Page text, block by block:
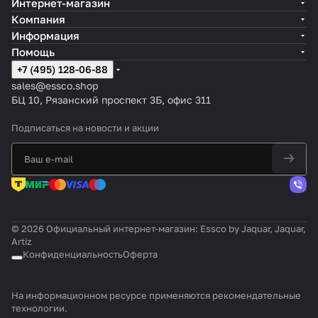
Интернет-магазин
Компания
Информация
Помощь
+7 (495) 128-06-88
sales@essco.shop
БЦ 10, Рязанский проспект 3Б, офис 311
Подписаться на новости и акции
© 2026 Официальный интернет-магазин: Essco by Jaquar, Jaquar,
Artiz
КонфиденциальностьОферта
На информационном ресурсе применяются рекомендательные
технологии.